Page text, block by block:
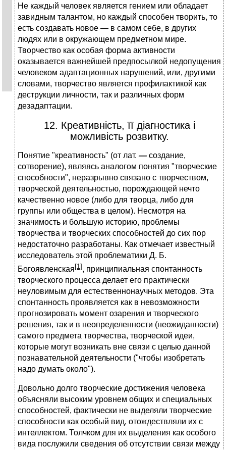
Не каждый человек является гением или обладает
завидным талантом, но каждый способен творить, то
есть создавать новое — в самом себе, в других
людях или в окружающем предметном мире.
Творчество как особая форма активности
оказывается важнейшей предпосылкой недопущения
человеком адаптационных нарушений, или, другими
словами, творчество является профилактикой как
деструкции личности, так и различных форм
дезадаптации.
12. Креативність, її діагностика і
можливість розвитку.
Понятие "креативность" (от лат. — создание,
сотворение), являясь аналогом понятия "творческие
способности", неразрывно связано с творчеством,
творческой деятельностью, порождающей нечто
качественно новое (либо для творца, либо для
группы или общества в целом). Несмотря на
значимость и большую историю, проблемы
творчества и творческих способностей до сих пор
недостаточно разработаны. Как отмечает известный
исследователь этой проблематики Д. Б.
Богоявленская [1] , принципиальная спонтанность
творческого процесса делает его практически
неуловимым для естественнонаучных методов. Эта
спонтанность проявляется как в невозможности
прогнозировать момент озарения и творческого
решения, так и в неопределенности (неожиданности)
самого предмета творчества, творческой идеи,
которые могут возникать вне связи с целью данной
познавательной деятельности ("чтобы изобретать
надо думать около").
Довольно долго творческие достижения человека
объясняли высоким уровнем общих и специальных
способностей, фактически не выделяли творческие
способности как особый вид, отождествляли их с
интеллектом. Толчком для их выделения как особого
вида послужили сведения об отсутствии связи между